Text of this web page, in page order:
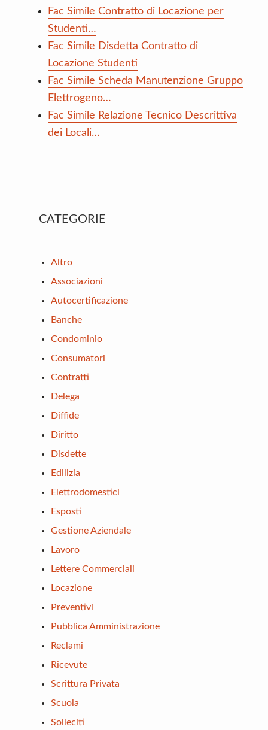
Fac Simile Contratto di Locazione per
Studenti…
Fac Simile Disdetta Contratto di
Locazione Studenti
Fac Simile Scheda Manutenzione Gruppo
Elettrogeno…
Fac Simile Relazione Tecnico Descrittiva
dei Locali…
Primary
CATEGORIE
Altro
Associazioni
Autocertificazione
Banche
Condominio
Consumatori
Contratti
Delega
Diffide
Diritto
Disdette
Edilizia
Elettrodomestici
Esposti
Gestione Aziendale
Lavoro
Lettere Commerciali
Locazione
Preventivi
Pubblica Amministrazione
Reclami
Ricevute
Scrittura Privata
Scuola
Solleciti